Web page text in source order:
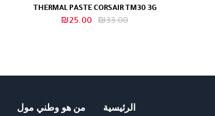
THERMAL PASTE CORSAIR TM30 3G
₪33.00
السعر₪25.00
الرئيسية من هو وطني مول